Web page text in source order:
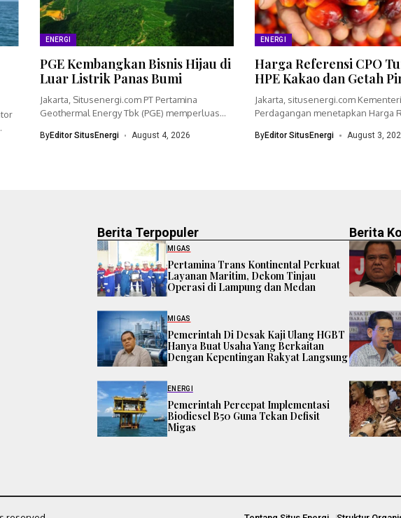
ENERGI
PGE Kembangkan Bisnis Hijau di
Luar Listrik Panas Bumi
Jakarta, Situsenergi.com PT Pertamina
Geothermal Energy Tbk (PGE) memperluas
ByEditor SitusEnergi August 4, 2026
ENERGI
Harga Referensi CPO
HPE Kakao dan Getah
Jakarta, situsenergi.com
Perdagangan menetapkan Harga
ByEditor SitusEnergi August 3,
Berita Terpopuler
MIGAS
Pertamina Trans Kontinental Perkuat
Layanan Maritim, Dekom Tinjau
Operasi di Lampung dan Medan
MIGAS
Pemerintah Di Desak Kaji Ulang HGBT
Hanya Buat Usaha Yang Berkaitan
Dengan Kepentingan Rakyat Langsung
ENERGI
Pemerintah Percepat Implementasi
Biodiesel B50 Guna Tekan Defisit
Migas
Berita